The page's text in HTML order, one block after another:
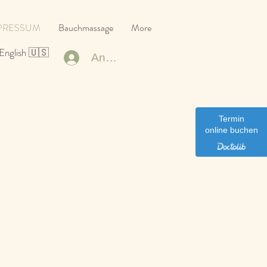
Bauchmassage More
Anmelden
🇺🇸
Termin
online buchen